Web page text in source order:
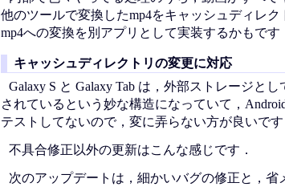
他のツールで変換したmp4をキャッシュディレ
mp4への変換を別アプリとして実装するかもです
キャッシュディレクトリの変更に対応
Galaxy S と Galaxy Tab は，外部ストレージと
されているという妙な構造になっていて，
テストしてないので，変に弄らない方が良いです
不具合修正以外の更新はこんな感じです．
次のアップデートは，細かいバグの修正と，